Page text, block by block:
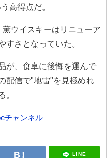
高得点だ。
ウイスキーはリニューア
すさとなっていた。
が、食卓に後悔を運んで
配信で"地雷"を見極めれ
。
チャンネル
LINE